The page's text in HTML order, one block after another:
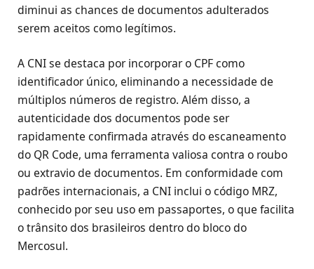
diminui as chances de documentos adulterados
serem aceitos como legítimos.
A CNI se destaca por incorporar o CPF como
identificador único, eliminando a necessidade de
múltiplos números de registro. Além disso, a
autenticidade dos documentos pode ser
rapidamente confirmada através do escaneamento
do QR Code, uma ferramenta valiosa contra o roubo
ou extravio de documentos. Em conformidade com
padrões internacionais, a CNI inclui o código MRZ,
conhecido por seu uso em passaportes, o que facilita
o trânsito dos brasileiros dentro do bloco do
Mercosul.